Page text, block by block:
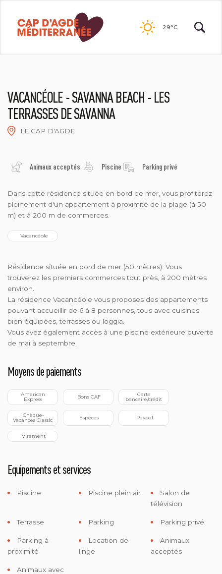
contenu
29°C
VACANCÉOLE - SAVANNA BEACH - LES
TERRASSES DE SAVANNA
LE CAP D'AGDE
Animaux acceptés Piscine Parking privé
Dans cette résidence située en bord de mer, vous profiterez
pleinement d'un appartement à proximité de la plage (à 50
m) et à 200 m de commerces.
  Vacancéole
Résidence située en bord de mer (50 mètres). Vous
trouverez les premiers commerces tout près, à 200 mètres
environ.
La résidence Vacancéole vous proposes des appartements
pouvant accueillir de 6 à 8 personnes, tous avec cuisines
bien équipées, terrasses ou loggia.
Vous avez également accès à une piscine extérieure ouverte
de mai à septembre.
Moyens de paiements
Express Bons CAF bancaire/crédit
Vacances Classic Espèces Paypal
Virement
Equipements et services
Piscine Piscine plein air
Salon de
télévision
Terrasse Parking Parking privé
Parking à
proximité
Location de
linge
Animaux
acceptés
Animaux avec